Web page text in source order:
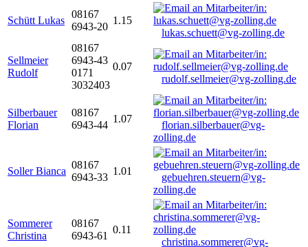
Schütt Lukas
08167
6943-20
1.15
lukas.schuett@vg-zolling.de
Sellmeier
Rudolf
08167
6943-43
0171
3032403
0.07
rudolf.sellmeier@vg-zolling.de
Silberbauer
Florian
08167
6943-44
1.07
florian.silberbauer@vg-
zolling.de
Soller Bianca
08167
6943-33
1.01
gebuehren.steuern@vg-
zolling.de
Sommerer
Christina
08167
6943-61
0.11
christina.sommerer@vg-